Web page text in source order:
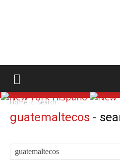
Home Search
guatemaltecos -